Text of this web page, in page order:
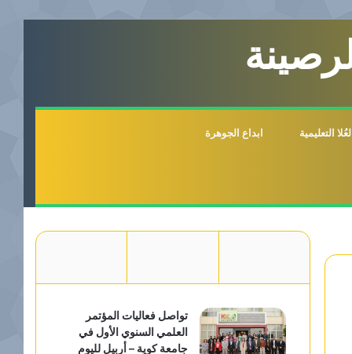
التعليمية ابداع الجوهرة
تواصل فعاليات المؤتمر
العلمي السنوي الأول في
جامعة كوية – أربيل لليوم